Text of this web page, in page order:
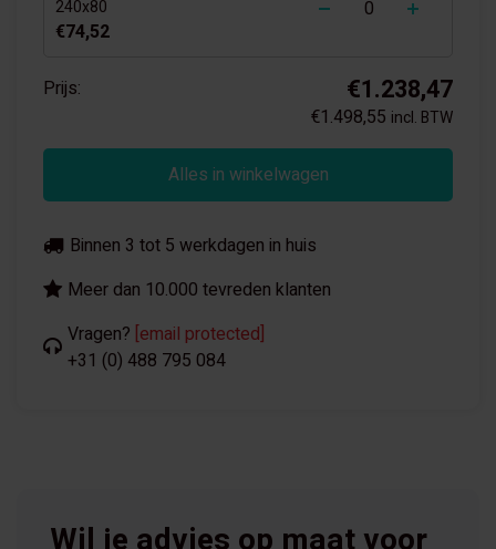
240x80
€74,52
Prijs: €1.238,47
€1.498,55 incl. BTW
Alles in winkelwagen
Binnen 3 tot 5 werkdagen in huis
Meer dan 10.000 tevreden klanten
Vragen? [email protected]
+31 (0) 488 795 084